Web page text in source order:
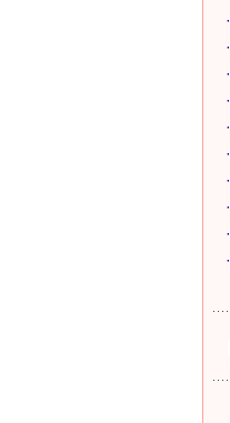
·
·
·
·
·
·
·
·
·
·